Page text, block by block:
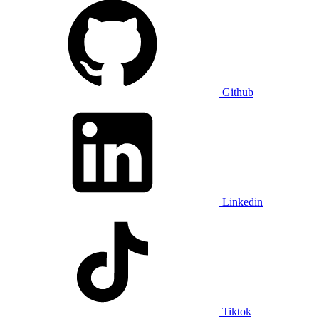
Github
Linkedin
Tiktok